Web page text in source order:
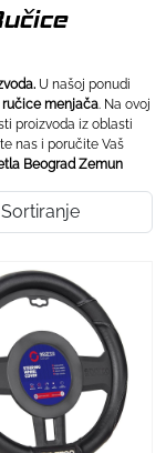
U našoj ponudi
ručice menjača . Na ovoj
proizvoda iz oblasti
nas i poručite Vaš
Beograd Zemun